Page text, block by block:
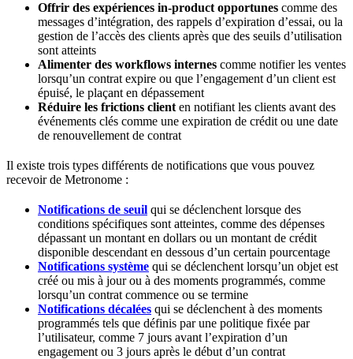
Offrir des expériences in-product opportunes comme des
messages d’intégration, des rappels d’expiration d’essai, ou la
gestion de l’accès des clients après que des seuils d’utilisation
sont atteints
Alimenter des workflows internes comme notifier les ventes
lorsqu’un contrat expire ou que l’engagement d’un client est
épuisé, le plaçant en dépassement
Réduire les frictions client en notifiant les clients avant des
événements clés comme une expiration de crédit ou une date
de renouvellement de contrat
Il existe trois types différents de notifications que vous pouvez
recevoir de Metronome :
Notifications de seuil qui se déclenchent lorsque des
conditions spécifiques sont atteintes, comme des dépenses
dépassant un montant en dollars ou un montant de crédit
disponible descendant en dessous d’un certain pourcentage
Notifications système qui se déclenchent lorsqu’un objet est
créé ou mis à jour ou à des moments programmés, comme
lorsqu’un contrat commence ou se termine
Notifications décalées qui se déclenchent à des moments
programmés tels que définis par une politique fixée par
l’utilisateur, comme 7 jours avant l’expiration d’un
engagement ou 3 jours après le début d’un contrat